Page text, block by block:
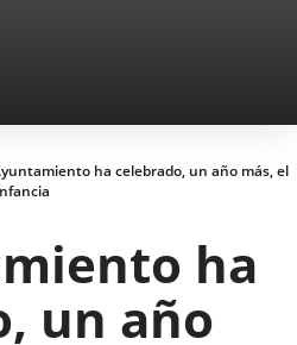
ha celebrado, un año más, el
ha
un año